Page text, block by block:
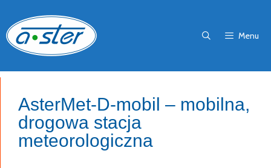
do
treści
Menu
AsterMet-D-mobil – mobilna,
drogowa stacja
meteorologiczna